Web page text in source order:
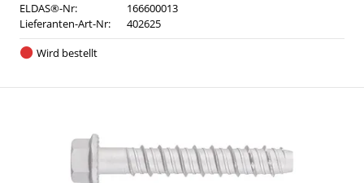
ELDAS®-Nr:
166600013
Lieferanten-Art-Nr:
402625
Wird bestellt